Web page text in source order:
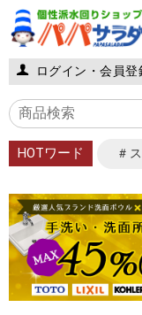
ログイン・会員登
HOTワード ＃